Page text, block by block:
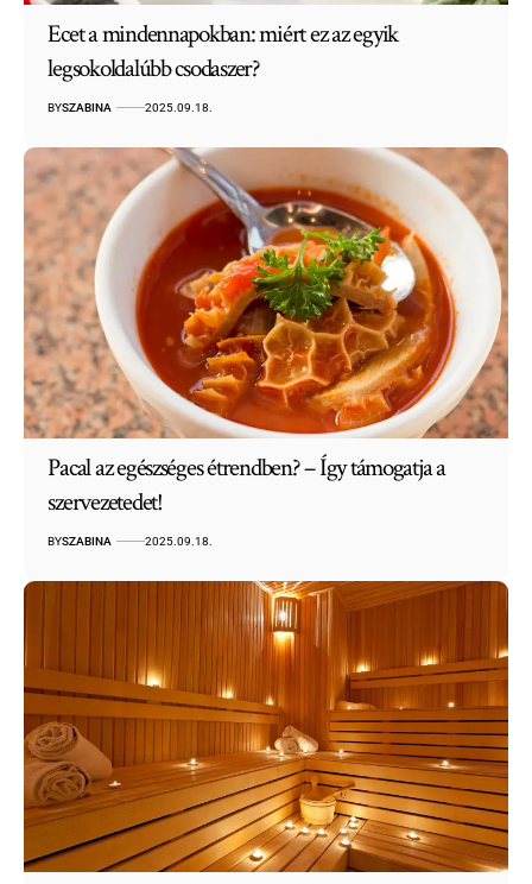
Ecet a mindennapokban: miért ez az egyik
legsokoldalúbb csodaszer?
BYSZABINA 2025.09.18.
Pacal az egészséges étrendben? – Így támogatja a
szervezetedet!
BYSZABINA 2025.09.18.